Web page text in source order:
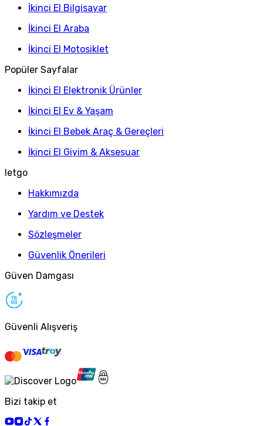
İkinci El Bilgisayar
İkinci El Araba
İkinci El Motosiklet
Popüler Sayfalar
İkinci El Elektronik Ürünler
İkinci El Ev & Yaşam
İkinci El Bebek Araç & Gereçleri
İkinci El Giyim & Aksesuar
letgo
Hakkımızda
Yardım ve Destek
Sözleşmeler
Güvenlik Önerileri
Güven Damgası
Güvenli Alışveriş
Bizi takip et